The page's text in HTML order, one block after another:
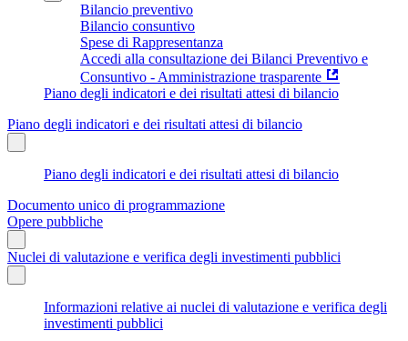
Bilancio preventivo
Bilancio consuntivo
Spese di Rappresentanza
Accedi alla consultazione dei Bilanci Preventivo e
Consuntivo - Amministrazione trasparente
Piano degli indicatori e dei risultati attesi di bilancio
Piano degli indicatori e dei risultati attesi di bilancio
Piano degli indicatori e dei risultati attesi di bilancio
Documento unico di programmazione
Opere pubbliche
Nuclei di valutazione e verifica degli investimenti pubblici
Informazioni relative ai nuclei di valutazione e verifica degli
investimenti pubblici